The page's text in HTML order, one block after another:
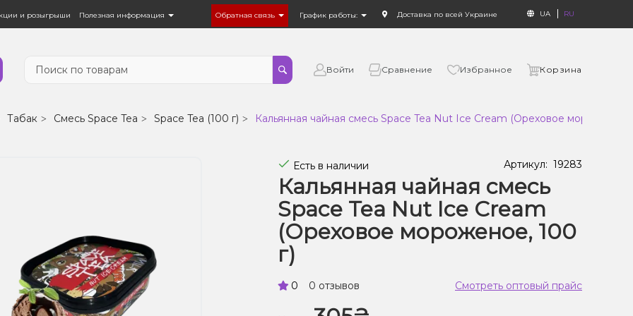
и розыгрыши Полезная информация Обратная связь График работы: Доставка по всей Украине UA RU
Войти Сравнение Избранное Корзина
Табак Смесь Space Tea Space Tea (100 г) Кальянная чайная смесь Space Tea Nut Ice Cream (Ореховое мороженое,
Есть в наличии Артикул: 19283
Кальянная чайная смесь
Space Tea Nut Ice Cream
(Ореховое мороженое, 100
г)
0 0 отзывов Смотреть оптовый прайс